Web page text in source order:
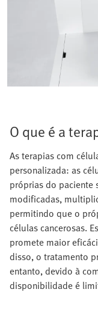
O que é a
As terapias com
personalizada: as
próprias do paciente
modificadas,
permitindo que o
células cancerosas.
promete maior
disso, o tratamento
entanto, devido à
disponibilidade é